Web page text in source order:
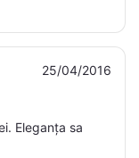
25/04/2016
Eleganța sa